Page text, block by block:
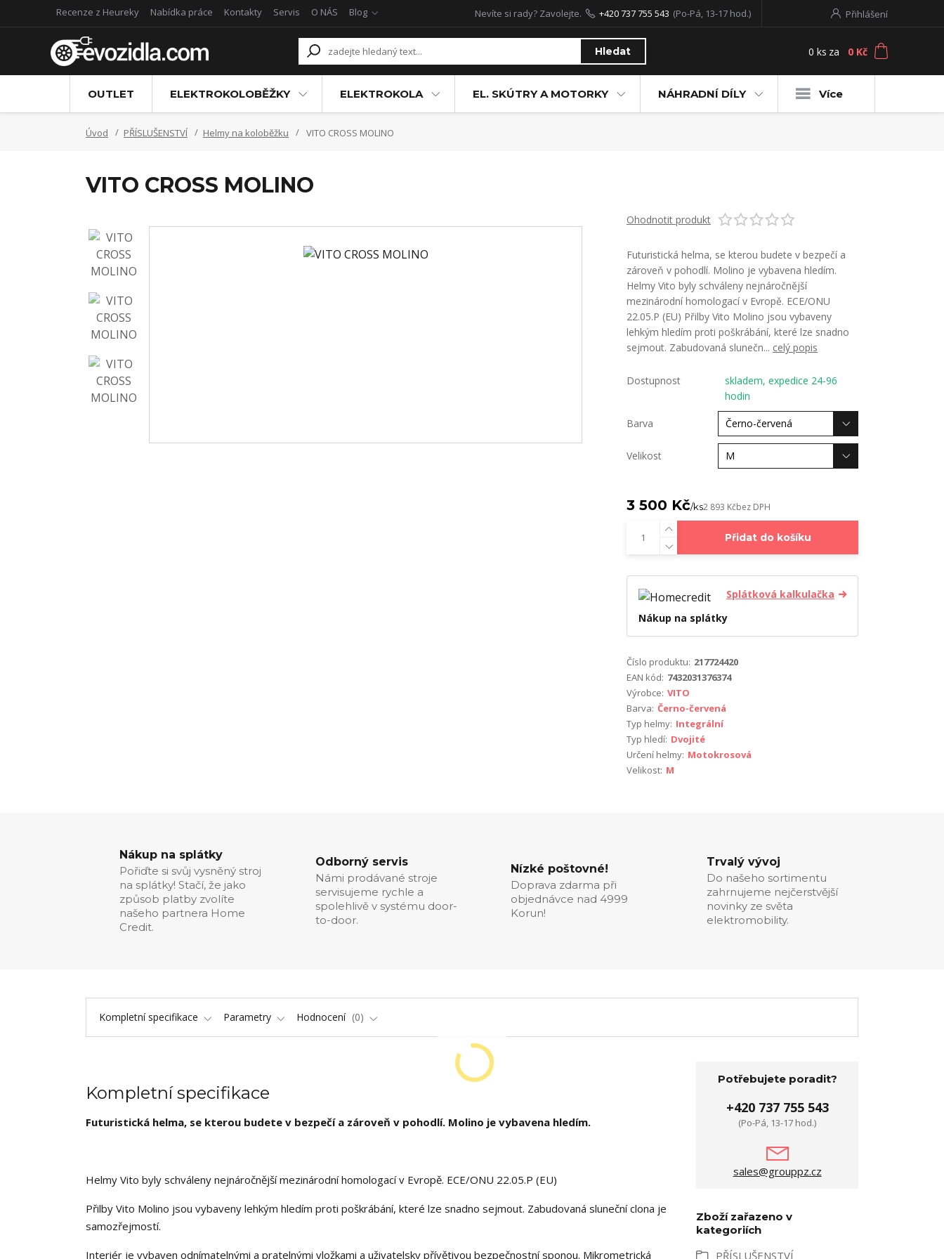
Recenze z Heureky Nabídka práce Kontakty Servis O NÁS Blog Přihlášení
Hledat
Nevíte si rady? Zavolejte. +420 737 755 543 (Po-Pá, 13-17 hod.)
0 ks za 0 Kč
OUTLET ELEKTROKOLOBĚŽKY ELEKTROKOLA EL. SKÚTRY A MOTORKY NÁHRADNÍ DÍLY Více
Úvod PŘÍSLUŠENSTVÍ Helmy na koloběžku VITO CROSS MOLINO
VITO CROSS MOLINO
Ohodnotit produkt
Futuristická helma, se kterou budete v bezpečí a
zároveň v pohodlí. Molino je vybavena hledím.
Helmy Vito byly schváleny nejnáročnější
mezinárodní homologací v Evropě. ECE/ONU
22.05.P (EU) Přilby Vito Molino jsou vybaveny
lehkým hledím proti poškrábání, které lze snadno
sejmout. Zabudovaná slunečn... celý popis
Dostupnost
skladem, expedice 24-96
hodin
Barva
Velikost
3 500 Kč/ks2 893 Kčbez DPH
Přidat do košíku
Splátková kalkulačka
Nákup na splátky
Číslo produktu: 217724420
EAN kód: 7432031376374
Výrobce: VITO
Barva: Černo-červená
Typ helmy: Integrální
Typ hledí: Dvojité
Určení helmy: Motokrosová
Velikost: M
Nákup na splátky
Pořiďte si svůj vysněný stroj
na splátky! Stačí, že jako
způsob platby zvolíte
našeho partnera Home
Credit.
Odborný servis
Námi prodávané stroje
servisujeme rychle a
spolehlivě v systému door-
to-door.
Nízké poštovné!
Doprava zdarma při
objednávce nad 4999
Korun!
Trvalý vývoj
Do našeho sortimentu
zahrnujeme nejčerstvější
novinky ze světa
elektromobility.
Kompletní specifikace Parametry Hodnocení 0
Kompletní specifikace
Futuristická helma, se kterou budete v bezpečí a zároveň v pohodlí. Molino je vybavena hledím.
Helmy Vito byly schváleny nejnáročnější mezinárodní homologací v Evropě. ECE/ONU 22.05.P (EU)
Přilby Vito Molino jsou vybaveny lehkým hledím proti poškrábání, které lze snadno sejmout. Zabudovaná sluneční clona je
samozřejmostí.
Interiér je vybaven odnímatelnými a pratelnými vložkami a uživatelsky přívětivou bezpečnostní sponou. Mikrometrická
Potřebujete poradit?
+420 737 755 543
(Po-Pá, 13-17 hod.)
sales@grouppz.cz
Zboží zařazeno v
kategoriích
PŘÍSLUŠENSTVÍ